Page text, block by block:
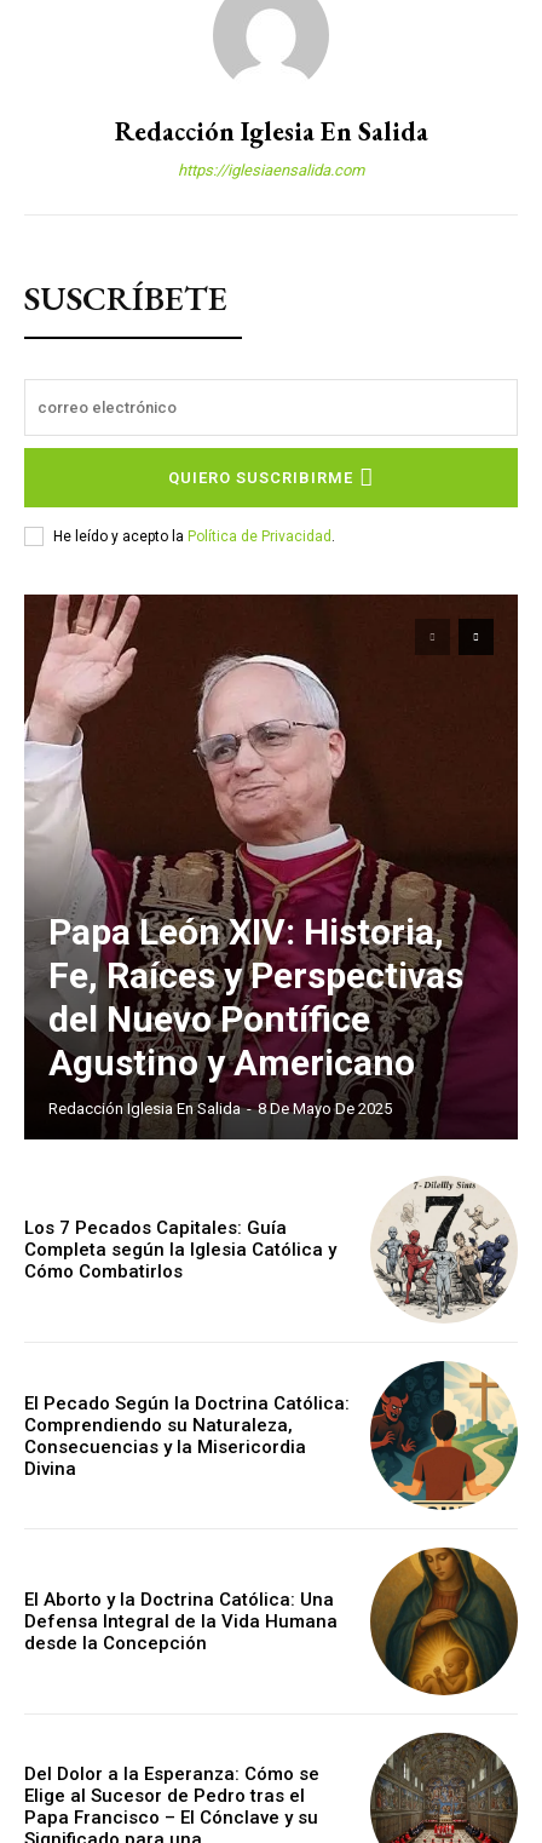
Redacción Iglesia En Salida
https://iglesiaensalida.com
SUSCRÍBETE
QUIERO SUSCRIBIRME
He leído y acepto la Política de Privacidad
Papa León XIV: Historia,
Fe, Raíces y Perspectivas
del Nuevo Pontífice
Agustino y Americano
Redacción Iglesia En Salida - 8 De Mayo De 2025
Los 7 Pecados Capitales: Guía
Completa según la Iglesia Católica y
Cómo Combatirlos
El Pecado Según la Doctrina Católica:
Comprendiendo su Naturaleza,
Consecuencias y la Misericordia
Divina
El Aborto y la Doctrina Católica: Una
Defensa Integral de la Vida Humana
desde la Concepción
Del Dolor a la Esperanza: Cómo se
Elige al Sucesor de Pedro tras el
Papa Francisco – El Cónclave y su